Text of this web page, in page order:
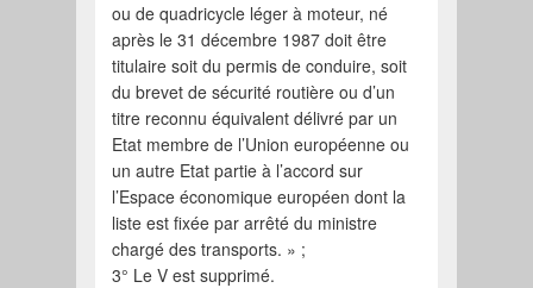
ou de quadricycle léger à moteur, né
après le 31 décembre 1987 doit être
titulaire soit du permis de conduire, soit
du brevet de sécurité routière ou d’un
titre reconnu équivalent délivré par un
Etat membre de l’Union européenne ou
un autre Etat partie à l’accord sur
l’Espace économique européen dont la
liste est fixée par arrêté du ministre
chargé des transports. » ;
3° Le V est supprimé.